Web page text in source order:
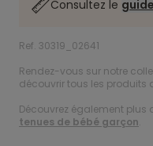
Consultez le
Ref. 30319_02641
Rendez-vous sur notre
découvrir tous les produits
Découvrez également plus
tenues de bébé garçon.